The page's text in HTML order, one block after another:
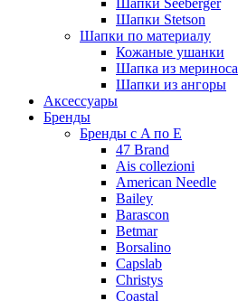
Шапки Seeberger
Шапки Stetson
Шапки по материалу
Кожаные ушанки
Шапка из мериноса
Шапки из ангоры
Аксессуары
Бренды
Бренды с A по E
47 Brand
Ais collezioni
American Needle
Bailey
Barascon
Betmar
Borsalino
Capslab
Christys
Coastal